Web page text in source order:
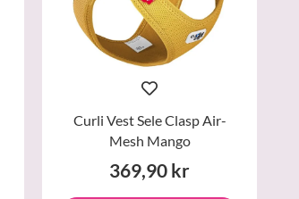
Curli Vest Sele Clasp Air-
Mesh Mango
369,90 kr